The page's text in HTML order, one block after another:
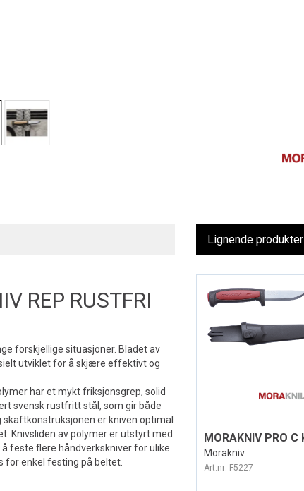
REP RUSTFRI
forskjellige situasjoner. Bladet av
utviklet for å skjære effektivt og
har et mykt friksjonsgrep, solid
svensk rustfritt stål, som gir både
er kniven optimal
Knivsliden av polymer er utstyrt med
feste flere håndverkskniver for ulike
for enkel festing på beltet.
Lignende produkter
Morakniv
Art.nr: F5227